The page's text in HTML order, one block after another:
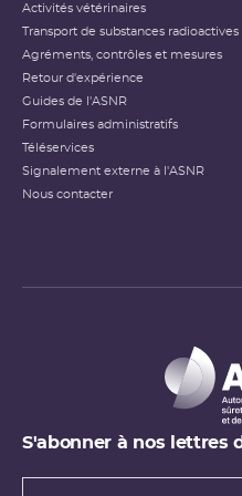
Activités vétérinaires
Transport de substances radioactives
Agréments, contrôles et mesures
Retour d'expérience
Guides de l'ASNR
Formulaires administratifs
Téléservices
Signalement externe à l'ASNR
Nous contacter
S'abonner à nos lettres
Types de